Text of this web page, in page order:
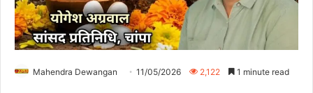
Mahendra Dewangan 11/05/2026 2,122 1 minute read